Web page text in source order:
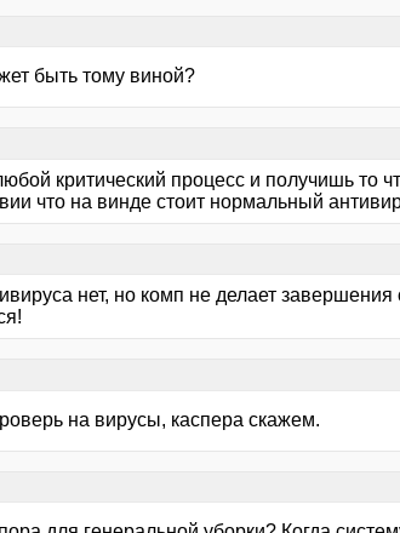
быть тому виной?
критический процесс и получишь то
что на винде стоит нормальный
нет, но комп не делает завершения
на вирусы, каспера скажем.